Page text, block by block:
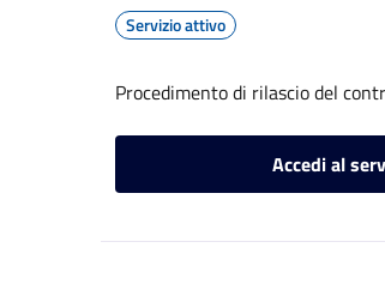
Servizio attivo
Procedimento di rilascio del
Accedi al